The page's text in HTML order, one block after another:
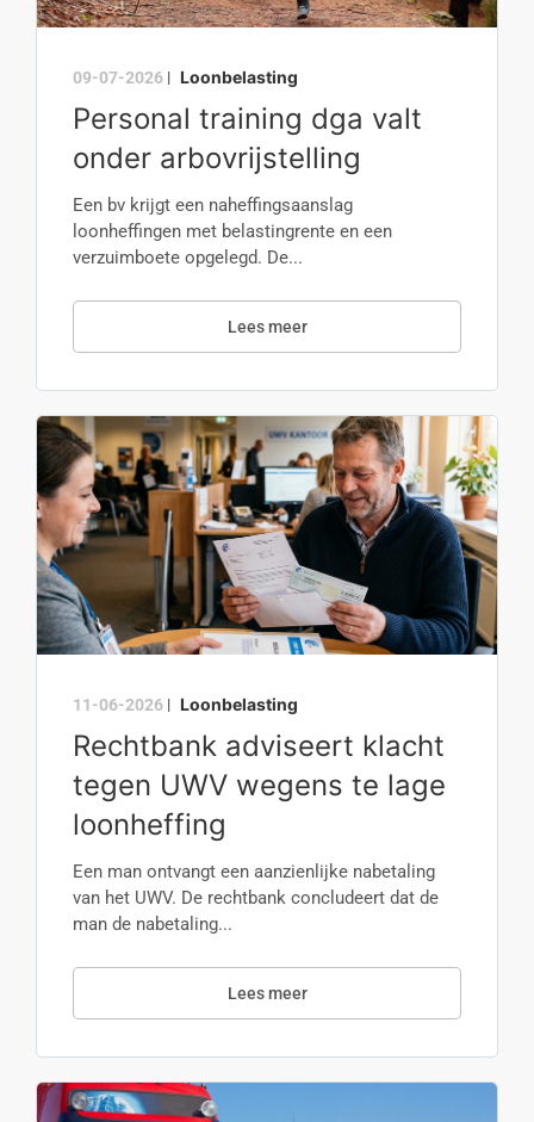
09-07-2026 | Loonbelasting
Personal training dga valt
onder arbovrijstelling
Een bv krijgt een naheffingsaanslag
loonheffingen met belastingrente en een
verzuimboete opgelegd. De...
Lees meer
11-06-2026 | Loonbelasting
Rechtbank adviseert klacht
tegen UWV wegens te lage
loonheffing
Een man ontvangt een aanzienlijke nabetaling
van het UWV. De rechtbank concludeert dat de
man de nabetaling...
Lees meer